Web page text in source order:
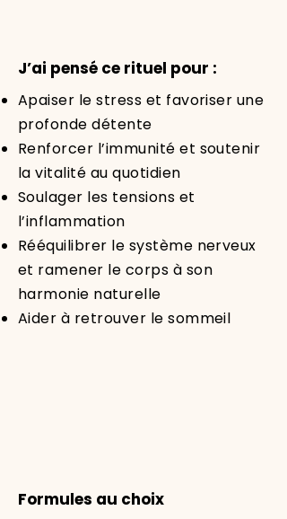
J’ai pensé ce rituel pour :
Apaiser le stress et favoriser une
profonde détente
Renforcer l’immunité et soutenir
la vitalité au quotidien
Soulager les tensions et
l’inflammation
Rééquilibrer le système nerveux
et ramener le corps à son
harmonie naturelle
Aider à retrouver le sommeil
Formules au choix